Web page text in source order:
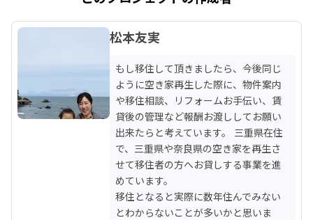
松本友実
もし移住して頂きましたら、今後同じ
ように空き家再生した際に、物件案内
や移住相談、リフォームお手伝い、賃
貸後の管理など報酬お渡ししてお願い
出来たらと考えています。 三重県在住
で、三重県や奈良県の空き家を再生さ
せて移住者の方へお貸しする事業を進
めています。
移住となると実際に数年住んでみない
とわからないことが多いかと思いま